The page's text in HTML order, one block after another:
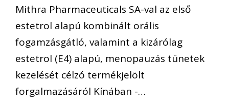
Mithra Pharmaceuticals SA-val az első
estetrol alapú kombinált orális
fogamzásgátló, valamint a kizárólag
estetrol (E4) alapú, menopauzás tünetek
kezelését célzó termékjelölt
forgalmazásáról Kínában -…